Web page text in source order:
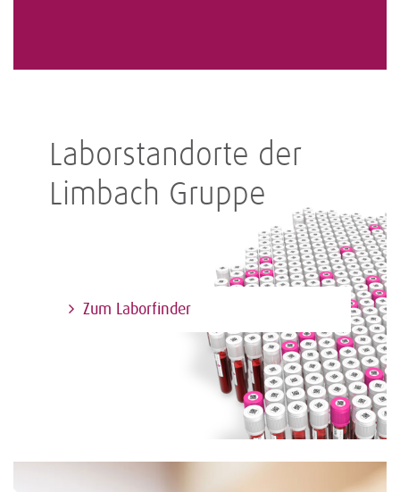
Laborstandorte der
Limbach Gruppe
Zum Laborfinder